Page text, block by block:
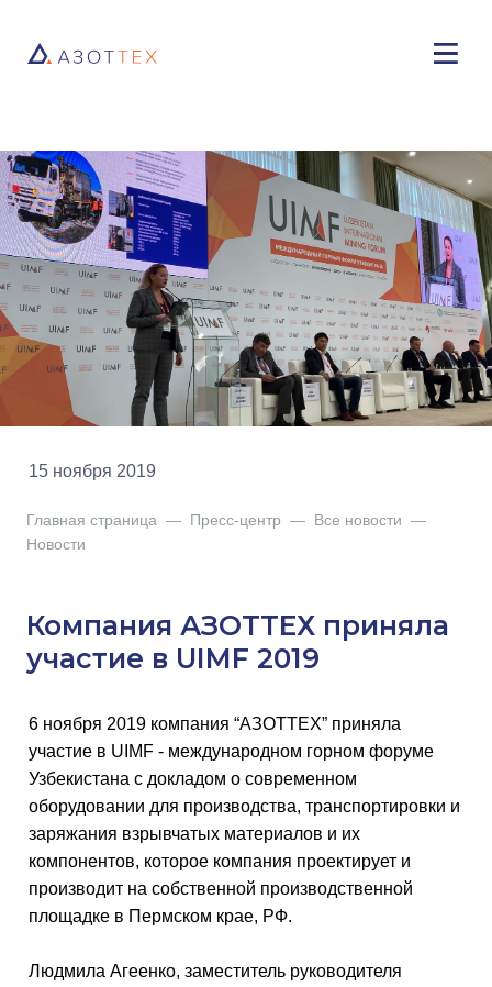
Главная страница — Пресс-центр — Все новости —
Новости
15 ноября 2019
Компания АЗОТТЕХ приняла
участие в UIMF 2019
6 ноября 2019 компания “АЗОТТЕХ” приняла
участие в UIMF - международном горном форуме
Узбекистана c докладом о современном
оборудовании для производства, транспортировки и
заряжания взрывчатых материалов и их
компонентов, которое компания проектирует и
производит на собственной производственной
площадке в Пермском крае, РФ.
Людмила Агеенко, заместитель руководителя